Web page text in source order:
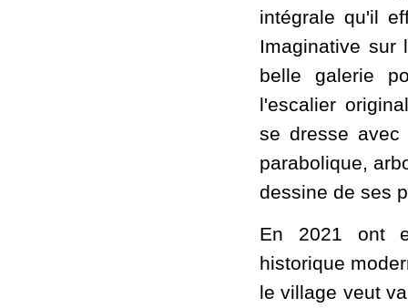
intégrale qu'il
Imaginative sur
belle galerie
l'escalier
se dresse
parabolique,
dessine de ses
En 2021 ont
historique
le village veut